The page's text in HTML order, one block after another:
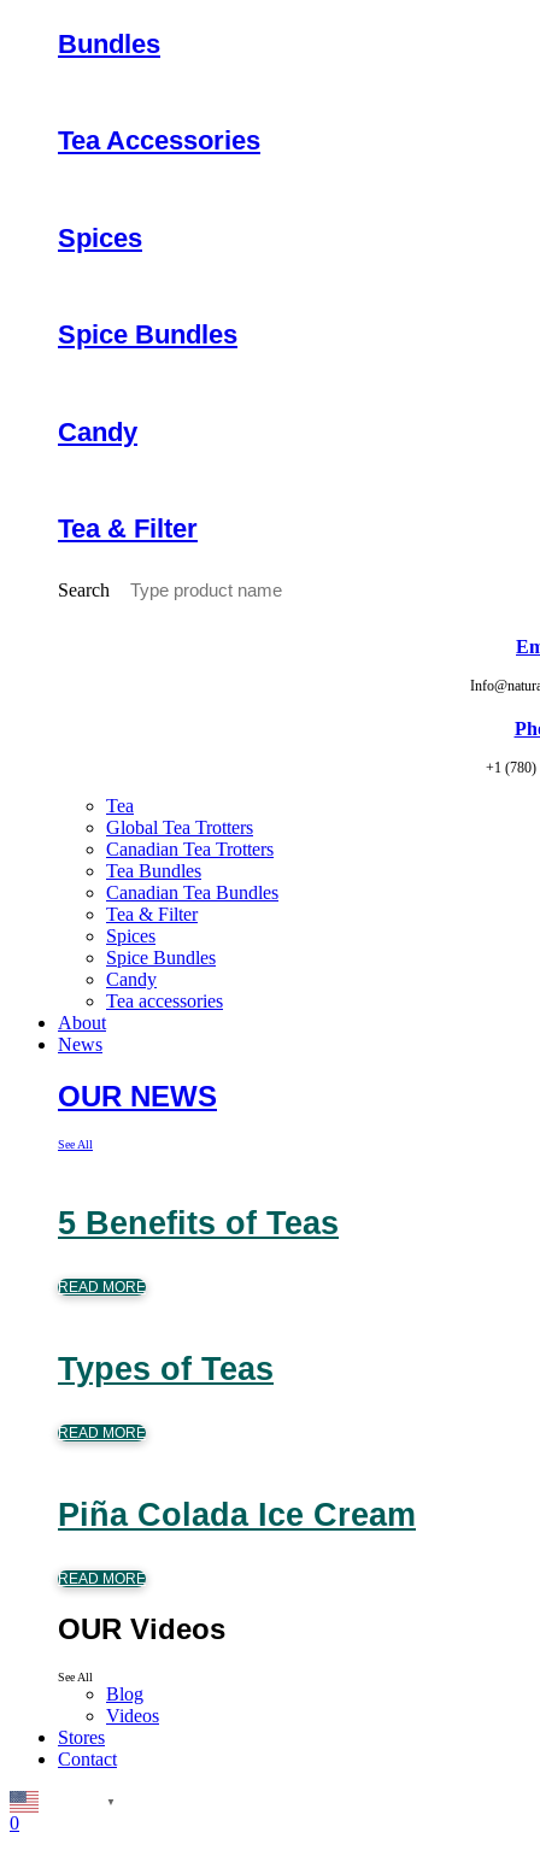
Bundles
Tea Accessories
Spices
Spice Bundles
Candy
Tea & Filter
Search
+1 (780)
Tea
Global Tea Trotters
Canadian Tea Trotters
Tea Bundles
Canadian Tea Bundles
Tea & Filter
Spices
Spice Bundles
Candy
Tea accessories
About
News
OUR NEWS
See All
5 Benefits of Teas
READ MORE
Types of Teas
READ MORE
Piña Colada Ice Cream
READ MORE
OUR Videos
See All
Blog
Videos
Stores
Contact
▼
0